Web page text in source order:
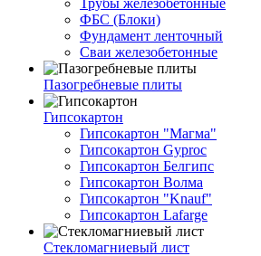
ФБС (Блоки)
Фундамент ленточный
Сваи железобетонные
Пазогребневые плиты
Гипсокартон
Гипсокартон "Магма"
Гипсокартон Gyproc
Гипсокартон Белгипс
Гипсокартон Волма
Гипсокартон "Knauf"
Гипсокартон Lafarge
Стекломагниевый лист